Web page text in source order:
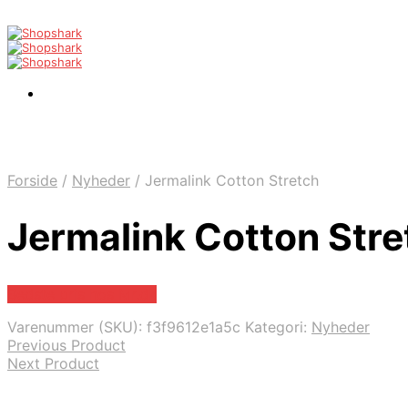
Forside / Nyheder / Jermalink Cotton Stretch
Jermalink Cotton
Varenummer (SKU): f3f9612e1a5c Kategori: Nyheder
Previous Product
Next Product